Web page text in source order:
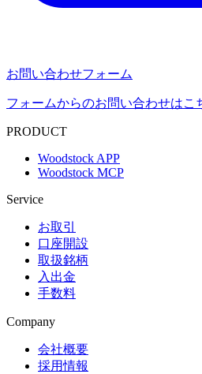
お問い合わせフォーム
フォームからのお問い合わせはこ
PRODUCT
Woodstock APP
Woodstock MCP
Service
お取引
口座開設
取扱銘柄
入出金
手数料
Company
会社概要
採用情報